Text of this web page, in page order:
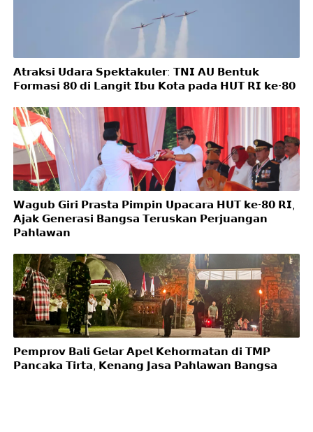
𝗔𝘁𝗿𝗮𝗸𝘀𝗶 𝗨𝗱𝗮𝗿𝗮 𝗦𝗽𝗲𝗸𝘁𝗮𝗸𝘂𝗹𝗲𝗿: 𝗧𝗡𝗜 𝗔𝗨 𝗕𝗲𝗻𝘁𝘂𝗸
𝗙𝗼𝗿𝗺𝗮𝘀𝗶 𝟴𝟬 𝗱𝗶 𝗟𝗮𝗻𝗴𝗶𝘁 𝗜𝗯𝘂 𝗞𝗼𝘁𝗮 𝗽𝗮𝗱𝗮 𝗛𝗨𝗧 𝗥𝗜 𝗸𝗲-𝟴𝟬
𝗪𝗮𝗴𝘂𝗯 𝗚𝗶𝗿𝗶 𝗣𝗿𝗮𝘀𝘁𝗮 𝗣𝗶𝗺𝗽𝗶𝗻 𝗨𝗽𝗮𝗰𝗮𝗿𝗮 𝗛𝗨𝗧 𝗸𝗲-𝟴𝟬 𝗥𝗜,
𝗔𝗷𝗮𝗸 𝗚𝗲𝗻𝗲𝗿𝗮𝘀𝗶 𝗕𝗮𝗻𝗴𝘀𝗮 𝗧𝗲𝗿𝘂𝘀𝗸𝗮𝗻 𝗣𝗲𝗿𝗷𝘂𝗮𝗻𝗴𝗮𝗻
𝗣𝗮𝗵𝗹𝗮𝘄𝗮𝗻
𝗣𝗲𝗺𝗽𝗿𝗼𝘃 𝗕𝗮𝗹𝗶 𝗚𝗲𝗹𝗮𝗿 𝗔𝗽𝗲𝗹 𝗞𝗲𝗵𝗼𝗿𝗺𝗮𝘁𝗮𝗻 𝗱𝗶 𝗧𝗠𝗣
𝗣𝗮𝗻𝗰𝗮𝗸𝗮 𝗧𝗶𝗿𝘁𝗮, 𝗞𝗲𝗻𝗮𝗻𝗴 𝗝𝗮𝘀𝗮 𝗣𝗮𝗵𝗹𝗮𝘄𝗮𝗻 𝗕𝗮𝗻𝗴𝘀𝗮